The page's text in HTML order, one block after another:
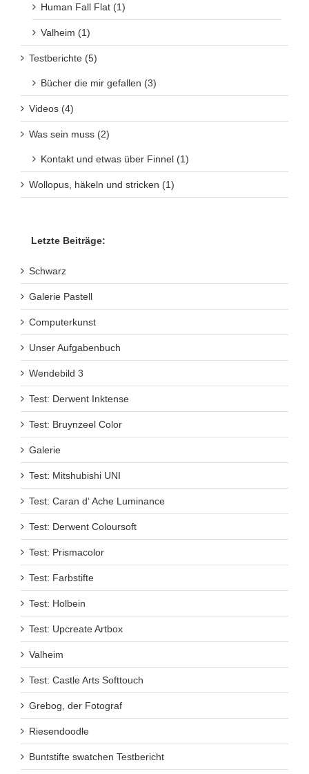
Human Fall Flat (1)
Valheim (1)
Testberichte (5)
Bücher die mir gefallen (3)
Videos (4)
Was sein muss (2)
Kontakt und etwas über Finnel (1)
Wollopus, häkeln und stricken (1)
Letzte Beiträge:
Schwarz
Galerie Pastell
Computerkunst
Unser Aufgabenbuch
Wendebild 3
Test: Derwent Inktense
Test: Bruynzeel Color
Galerie
Test: Mitshubishi UNI
Test: Caran d‘ Ache Luminance
Test: Derwent Coloursoft
Test: Prismacolor
Test: Farbstifte
Test: Holbein
Test: Upcreate Artbox
Valheim
Test: Castle Arts Softtouch
Grebog, der Fotograf
Riesendoodle
Buntstifte swatchen Testbericht